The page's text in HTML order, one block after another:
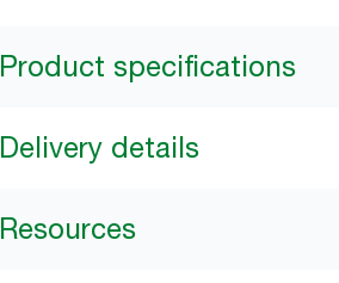
Product specifications
Delivery details
Resources